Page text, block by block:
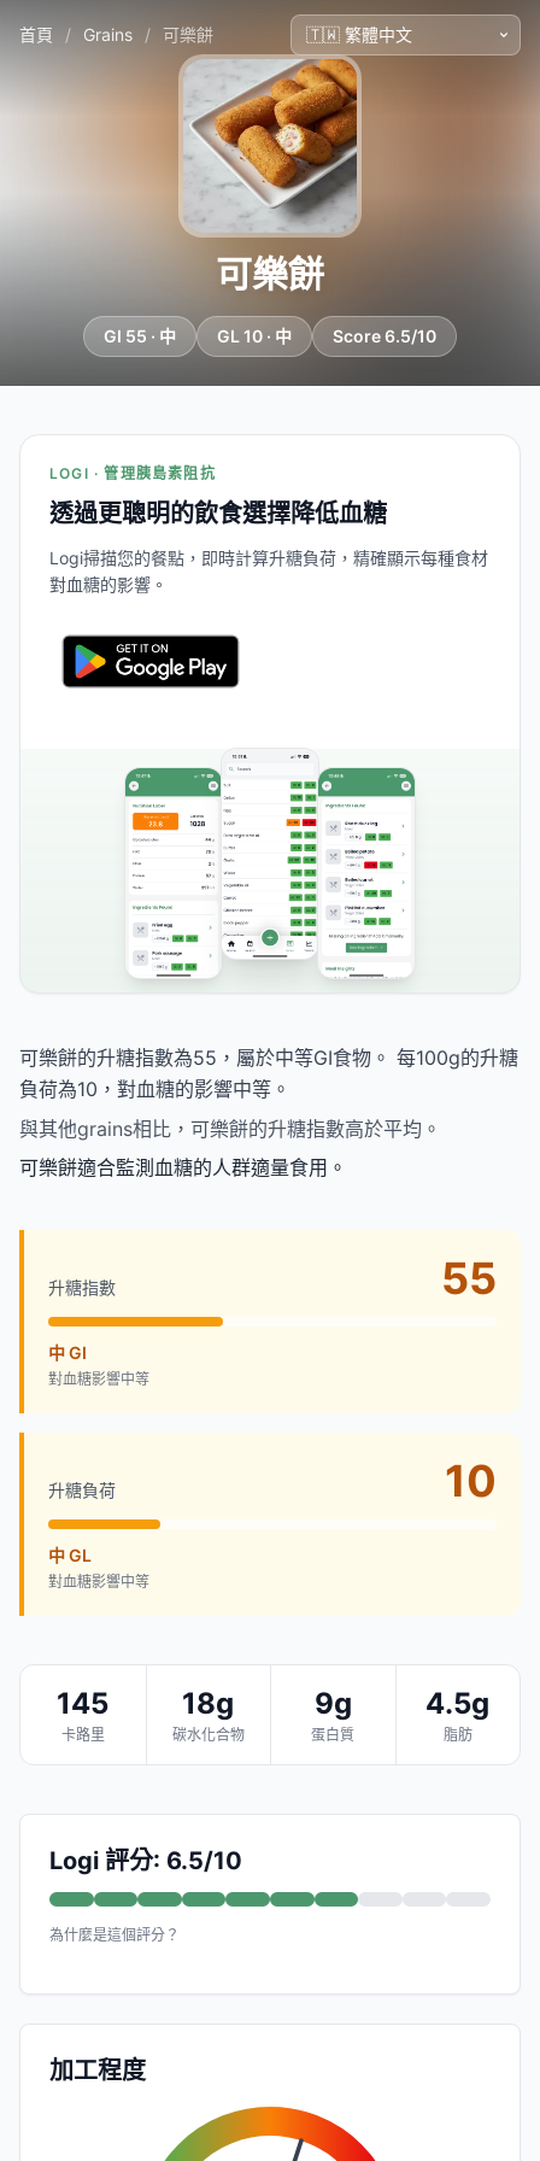
首頁 / Grains / 可樂餅
可樂餅
GI 55 · 中 GL 10 · 中 Score 6.5/10
LOGI · 管理胰島素阻抗
透過更聰明的飲食選擇降低血糖
Logi掃描您的餐點，即時計算升糖負荷，精確顯示每種食材
對血糖的影響。
可樂餅的升糖指數為55，屬於中等GI食物。 每100g的升糖
負荷為10，對血糖的影響中等。
與其他grains相比，可樂餅的升糖指數高於平均。
可樂餅適合監測血糖的人群適量食用。
升糖指數 55
中 GI
對血糖影響中等
升糖負荷 10
中 GL
對血糖影響中等
145
卡路里
18g
碳水化合物
9g
蛋白質
4.5g
脂肪
Logi 評分: 6.5/10
為什麼是這個評分？
加工程度